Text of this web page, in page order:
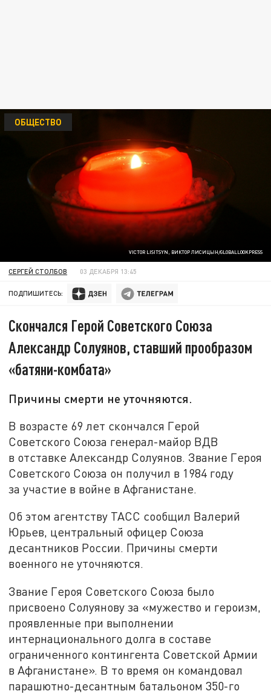
VICTOR LISITSYN, ВИКТОР ЛИСИЦЫН/GLOBALLOOKPRESS
ОБЩЕСТВО
СЕРГЕЙ СТОЛБОВ 03 ДЕКАБРЯ 13:45
ПОДПИШИТЕСЬ:
Скончался Герой Советского Союза
Александр Солуянов, ставший прообразом
«батяни-комбата»
Причины смерти не уточняются.
В возрасте 69 лет скончался Герой
Советского Союза генерал-майор ВДВ
в отставке Александр Солуянов. Звание Героя
Советского Союза он получил в 1984 году
за участие в войне в Афганистане.
Об этом агентству ТАСС сообщил Валерий
Юрьев, центральный офицер Союза
десантников России. Причины смерти
военного не уточняются.
Звание Героя Советского Союза было
присвоено Солуянову за «мужество и героизм,
проявленные при выполнении
интернационального долга в составе
ограниченного контингента Советской Армии
в Афганистане». В то время он командовал
парашютно-десантным батальоном 350-го